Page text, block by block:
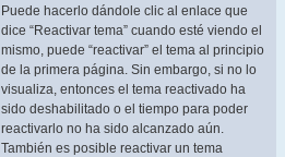
Puede hacerlo dándole clic al enlace que
dice “Reactivar tema” cuando esté viendo el
mismo, puede “reactivar” el tema al principio
de la primera página. Sin embargo, si no lo
visualiza, entonces el tema reactivado ha
sido deshabilitado o el tiempo para poder
reactivarlo no ha sido alcanzado aún.
También es posible reactivar un tema